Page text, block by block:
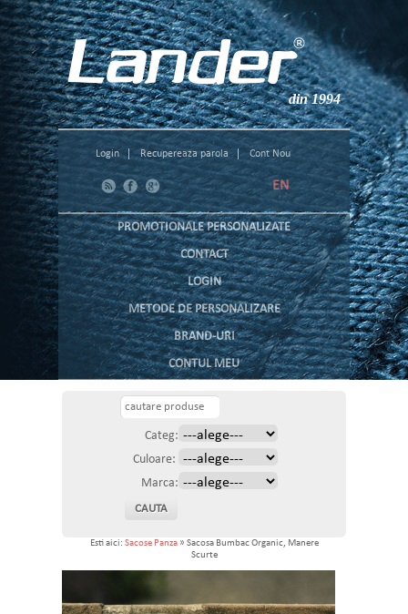
din 1994
Login Recupereaza parola Cont Nou
EN
PROMOTIONALE PERSONALIZATE
CONTACT
LOGIN
METODE DE PERSONALIZARE
BRAND-URI
CONTUL MEU
Categ:
Culoare:
Marca:
Esti aici: Sacose Panza» Sacosa Bumbac Organic, Manere
Scurte